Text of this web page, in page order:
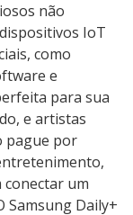
não
IoT
como
e
para sua
e artistas
pague por
um
Samsung Daily+